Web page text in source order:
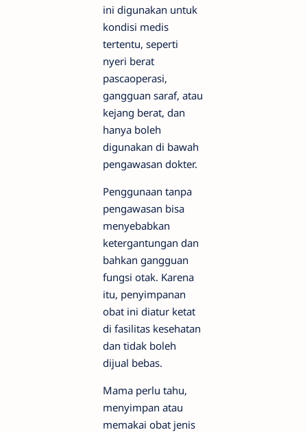
ini digunakan untuk
kondisi medis
tertentu, seperti
nyeri berat
pascaoperasi,
gangguan saraf, atau
kejang berat, dan
hanya boleh
digunakan di bawah
pengawasan dokter.
Penggunaan tanpa
pengawasan bisa
menyebabkan
ketergantungan dan
bahkan gangguan
fungsi otak. Karena
itu, penyimpanan
obat ini diatur ketat
di fasilitas kesehatan
dan tidak boleh
dijual bebas.
Mama perlu tahu,
menyimpan atau
memakai obat jenis